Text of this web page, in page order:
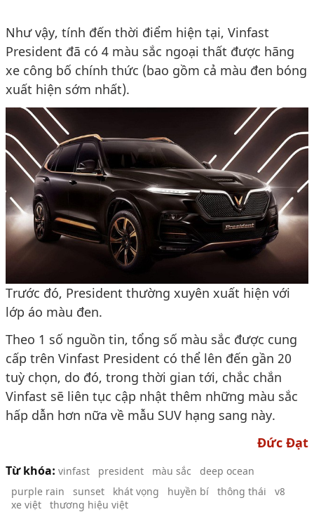
Như vậy, tính đến thời điểm hiện tại, Vinfast
President đã có 4 màu sắc ngoại thất được hãng
xe công bố chính thức (bao gồm cả màu đen bóng
xuất hiện sớm nhất).
Trước đó, President thường xuyên xuất hiện với
lớp áo màu đen.
Theo 1 số nguồn tin, tổng số màu sắc được cung
cấp trên Vinfast President có thể lên đến gần 20
tuỳ chọn, do đó, trong thời gian tới, chắc chắn
Vinfast sẽ liên tục cập nhật thêm những màu sắc
hấp dẫn hơn nữa về mẫu SUV hạng sang này.
Đức Đạt
Từ khóa: vinfast president màu sắc
deep ocean
purple rain
sunset khát vọng huyền bí thông thái
v8
xe việt
thương hiệu việt